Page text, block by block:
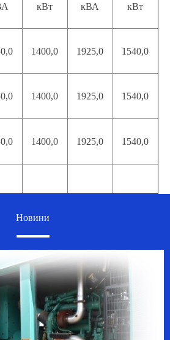
кВт кВА кВт
1400,0 1925,0 1540,0
1400,0 1925,0 1540,0
1400,0 1925,0 1540,0
Новини